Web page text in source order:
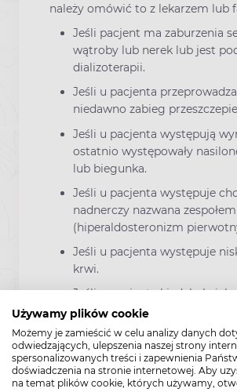
Używamy plików cookie
Możemy je zamieścić w celu analizy danych
odwiedzających, ulepszenia naszej strony
spersonalizowanych treści i zapewnienia
doświadczenia na stronie internetowej. Aby
na temat plików cookie, których używamy,
należy omówić to z lekarzem lub
Jeśli pacjent ma zaburzenia
wątroby lub nerek lub jest
dializoterapii.
Jeśli u pacjenta
niedawno zabieg
Jeśli u pacjenta występują
ostatnio występowały
lub biegunka.
Jeśli u pacjenta występuje
nadnerczy nazwana
(hiperaldosteronizm
Jeśli u pacjenta występuje
krwi.
Jeśli u pacjenta kiedykolwiek
udar.
Należy poinformować
podejrzeniu (lub planowaniu)
zaleca się stosowania leku
wczesnym okresie ciąży i nie